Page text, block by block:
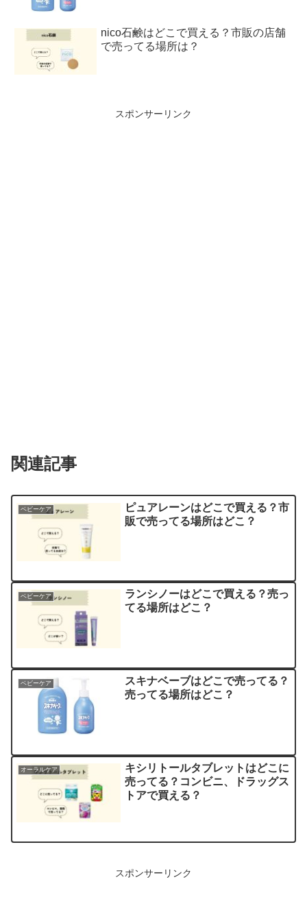
nico石鹸はどこで買える？市販の店舗
で売ってる場所は？
スポンサーリンク
関連記事
ベビーケア
ピュアレーンはどこで買える？市
販で売ってる場所はどこ？
ベビーケア
ランシノーはどこで買える？売っ
てる場所はどこ？
ベビーケア
スキナベーブはどこで売ってる？
売ってる場所はどこ？
オーラルケア
キシリトールタブレットはどこに
売ってる？コンビニ、ドラッグス
トアで買える？
スポンサーリンク